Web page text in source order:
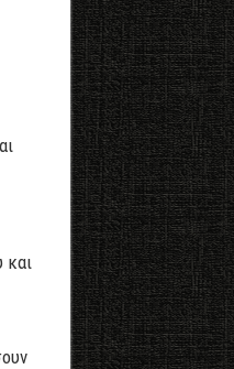
και